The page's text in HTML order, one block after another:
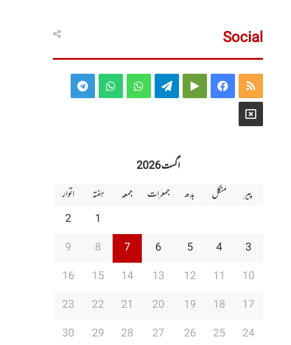
Social
RSS
Facebook
Google
Telegram
WhatsApp
WhatsApp
Telegram
X
اگست 2026
پیر
منگل بدھ جمعرات جمعہ ہفتہ
اتوار
1
2
3
4
5
6
7
8
9
10
11
12
13
14
15
16
17
18
19
20
21
22
23
24
25
26
27
28
29
30